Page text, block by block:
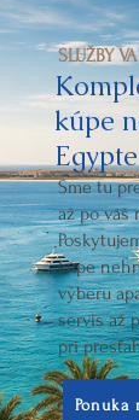
SLUŽBY
kúpe
Egypte
Sme tu
až po váš
kúpe
výberu
servis až
pri